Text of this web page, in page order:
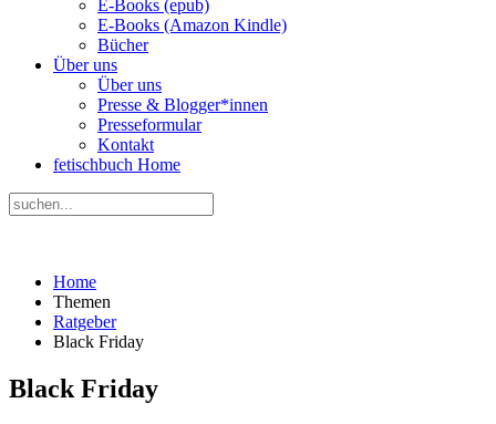
E-Books (epub)
E-Books (Amazon Kindle)
Bücher
Über uns
Über uns
Presse & Blogger*innen
Presseformular
Kontakt
fetischbuch Home
Home
Themen
Ratgeber
Black Friday
Black Friday